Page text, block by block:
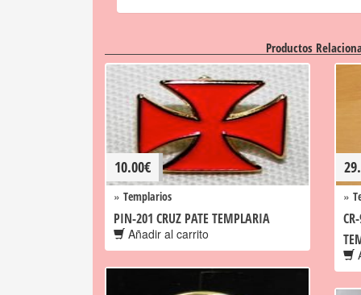
Productos
10.00€
» Templarios
PIN-201 CRUZ PATE TEMPLARIA
Añadir al carrito
»